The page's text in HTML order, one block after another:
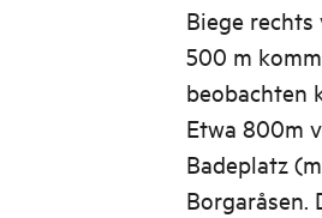
Biege rechts
500 m
beobachten
Etwa 800m
Badeplatz
Borgaråsen.